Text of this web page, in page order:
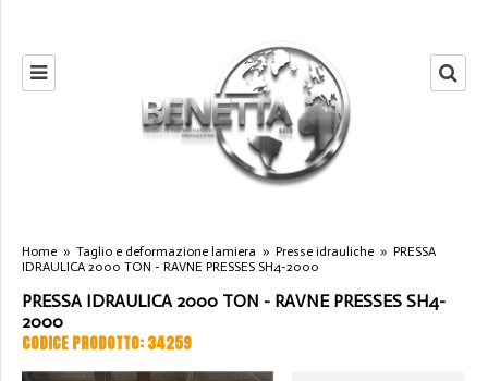
Home » Taglio e deformazione lamiera » Presse idrauliche » PRESSA
IDRAULICA 2000 TON - RAVNE PRESSES SH4-2000
PRESSA IDRAULICA 2000 TON - RAVNE PRESSES SH4-
2000
CODICE PRODOTTO: 34259